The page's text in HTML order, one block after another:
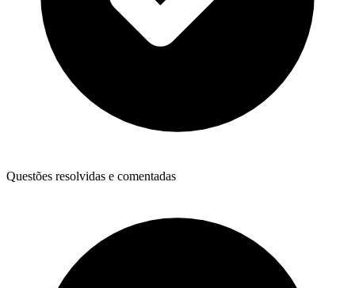
Questões resolvidas e comentadas